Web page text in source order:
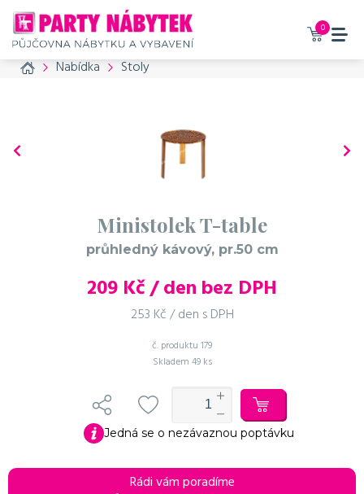
0
Home Nabídka Stoly
Ministolek T-table
průhledný kávový, pr.50 cm
209 Kč / den bez DPH
253 Kč / den s DPH
č. produktu 179
Skladem 49 ks
Jedná se o nezávaznou poptávku
Rádi vám poradíme